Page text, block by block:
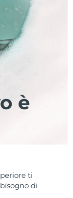
è
ti
di